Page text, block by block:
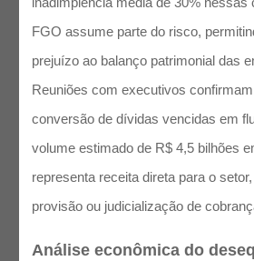
FGO assume parte do risco,
prejuízo ao balanço patrimonial das
Reuniões com executivos
conversão de dívidas vencidas em
volume estimado de R$ 4,5 bilhões
representa receita direta para o
provisão ou judicialização de
Análise econômica do